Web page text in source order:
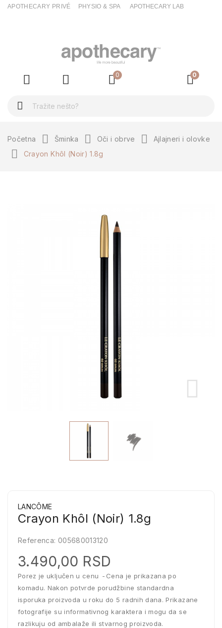
APOTHECARY PRIVÉ PHYSIO & SPA APOTHECARY LAB
0 0
Početna Šminka Oči i obrve
Ajlajneri i olovke
Crayon Khôl (Noir) 1.8g
LANCÔME
Crayon Khôl (Noir) 1.8g
Referenca: 005680013120
3.490,00 RSD
Porez je uključen u cenu
Cena je prikazana po
komadu. Nakon potvrde porudžbine standardna
isporuka proizvoda u roku do 5 radnih dana. Prikazane
fotografije su informativnog karaktera i mogu da se
razlikuju od ambalaže ili stvarnog proizvoda.